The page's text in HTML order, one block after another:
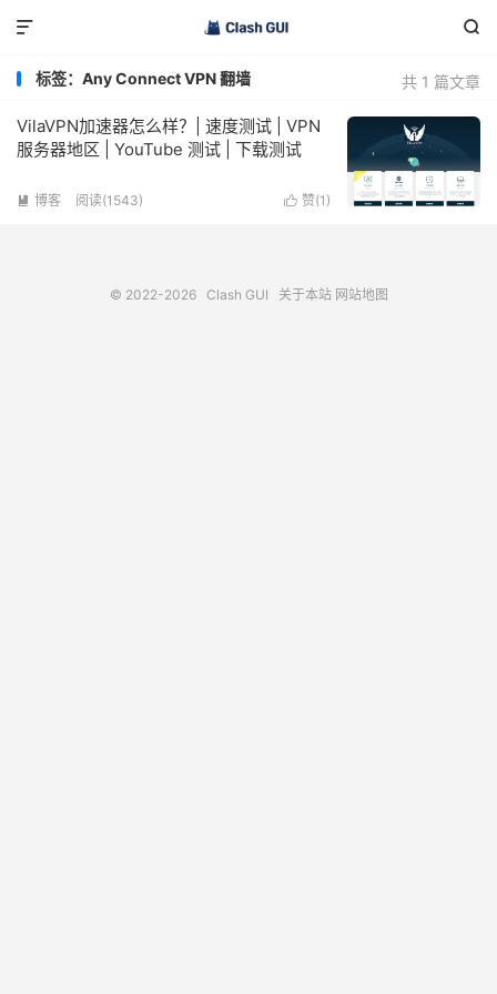


共 1 篇文章
标签：Any Connect VPN 翻墙
VilaVPN加速器怎么样？| 速度测试 | VPN
服务器地区 | YouTube 测试 | 下载测试
 赞(1 )
 博客 阅读(1543)
© 2022-2026 Clash GUI 关于本站 网站地图